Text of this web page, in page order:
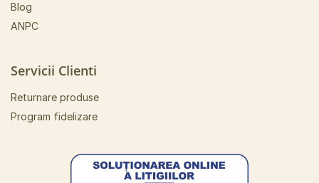
Blog
ANPC
Servicii Clienti
Returnare produse
Program fidelizare